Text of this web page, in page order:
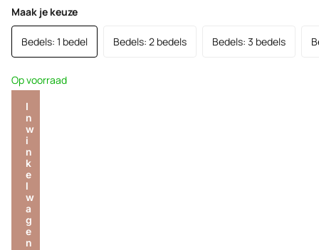
Maak je keuze
Bedels: 1 bedel Bedels: 2 bedels Bedels: 3 bedels
Op voorraad
I
n
w
i
n
k
e
l
w
a
g
e
n